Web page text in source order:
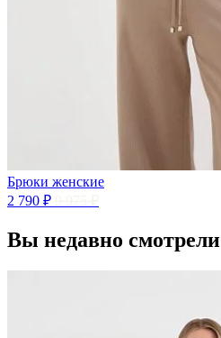
Брюки женские
2 790 ₽
Вы недавно смотрели